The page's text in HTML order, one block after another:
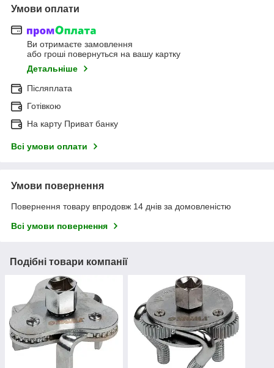
Умови оплати
Ви отримаєте замовлення
або гроші повернуться на вашу картку
Детальніше
Післяплата
Готівкою
На карту Приват банку
Всі умови оплати
Умови повернення
Повернення товару впродовж 14 днів за домовленістю
Всі умови повернення
Подібні товари компанії